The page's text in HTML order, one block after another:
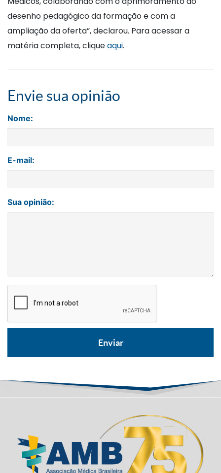
desenho pedagógico da formação e com a
ampliação da oferta”, declarou. Para acessar a
matéria completa, cliqueaqui.
Envie sua opinião
Nome:
E-mail:
Sua opinião: